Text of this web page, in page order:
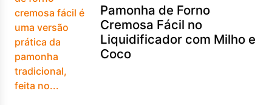
Pamonha de Forno
Cremosa Fácil no
Liquidificador com Milho e
Coco